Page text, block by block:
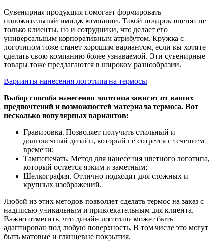
Сувенирная продукция помогает формировать
положительный имидж компании. Такой подарок оценят не
только клиенты, но и сотрудники, что делает его
универсальным корпоративным атрибутом. Кружка с
логотипом тоже станет хорошим вариантом, если вы хотите
сделать свою компанию более узнаваемой. Эти сувенирные
товары тоже предлагаются в широком разнообразии.
Варианты нанесения логотипа на термосы
Выбор способа нанесения логотипа зависит от ваших
предпочтений и возможностей материала термоса. Вот
несколько популярных вариантов:
Гравировка. Позволяет получить стильный и
долговечный дизайн, который не сотрется с течением
времени;
Тампопечать. Метод для нанесения цветного логотипа,
который остается ярким и заметным;
Шелкография. Отлично подходит для сложных и
крупных изображений.
Любой из этих методов позволяет сделать термос на заказ с
надписью уникальным и привлекательным для клиента.
Важно отметить, что дизайн логотипа может быть
адаптирован под любую поверхность. В том числе это могут
быть матовые и глянцевые покрытия.